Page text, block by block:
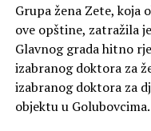
Grupa žena Zete, koja
ove opštine, zatražila
Glavnog grada hitno
izabranog doktora za
izabranog doktora za
objektu u Golubovcima.